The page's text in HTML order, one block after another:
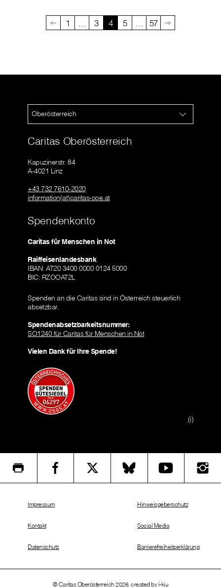
1 3 4 5 57
Oberösterreich
Caritas Oberösterreich
Kapuzinerstr. 84
A-4021 Linz
+43 732 7610-2020
information(at)caritas-ooe.at
Spendenkonto
Caritas für Menschen in Not
Raiffeisenlandesbank
IBAN: AT20 3400 0000 0124 5000
BIC: RZOOAT2L
Spenden an die Caritas sind in Österreich steuerlich
absetzbar.
Spendenabsetzbarkeitsnummer:
SO1240 für Caritas für Menschen in Not
Vielen Dank für Ihre Spende!
(i)
© Caritas Oberösterreich 2026, created by i-kiu
Impressum
Kontakt
Datenschutz
Hinweisgeberschutz
Social Media
Barrierefreiheitserklärung